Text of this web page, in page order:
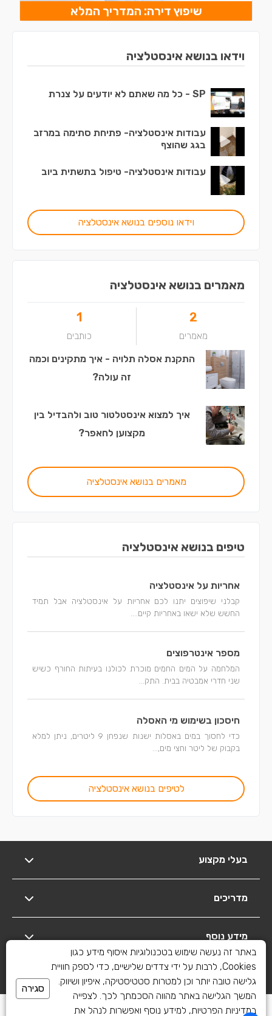
שיפוץ דירה: המדריך המלא
וידאו בנושא אינסטלציה
SP - כל מה שאתם לא יודעים על צנרת
עבודות אינסטלציה- פתיחת סתימה במרזב
בגג שהוצף
עבודות אינסטלציה- טיפול בתשתית ביוב
וידאו נוספים בנושא אינסטלציה
מאמרים בנושא אינסטלציה
2
מאמרים
1
כותבים
התקנת אסלה תלויה - איך מתקינים וכמה
זה עולה?
איך למצוא אינסטלטור טוב ולהבדיל בין
מקצוען לחאפר?
מאמרים בנושא אינסטלציה
טיפים בנושא אינסטלציה
אחריות על אינסטלציה
קבלני שיפוצים יתנו לכם אחריות על אינסטלציה אבל תמיד
החשש שלא ישאו באחריות קיים....
מספר אינטרפוצים
המלחמה על המים החמים מוכרת לכולנו בעיתות החורף כשיש
שני חדרי אמבטיה בבית. התק...
חיסכון בשימוש מי האסלה
כדי לחסוך במים באסלות ישנות שנפחן 9 ליטרים, ניתן למלא
בקבוק של ליטר וחצי מים,...
לטיפים בנושא אינסטלציה
בעלי מקצוע
מדריכים
מידע נוסף
יצירת קשר
כל הזכויות שמורות לשיפוצים פלוס 2010-2026
באתר זה נעשה שימוש בטכנולוגיות איסוף מידע כגון
Cookies, לרבות על ידי צדדים שלישיים, כדי לספק חוויית
גלישה טובה יותר וכן למטרות סטטיסטיקה, איפיון ושיווק.
המשך הגלישה באתר מהווה הסכמתך לכך. לצפייה
במדיניות הפרטיות, למידע נוסף ואפשרות לנהל את
סגירה